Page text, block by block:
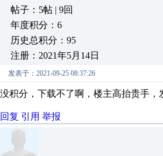
帖子：5帖 | 9回
年度积分：6
历史总积分：95
注册：2021年5月14日
发表于：2021-09-25 08:37:26
没积分，下载不了啊，楼主高抬贵手，
回复 引用 举报